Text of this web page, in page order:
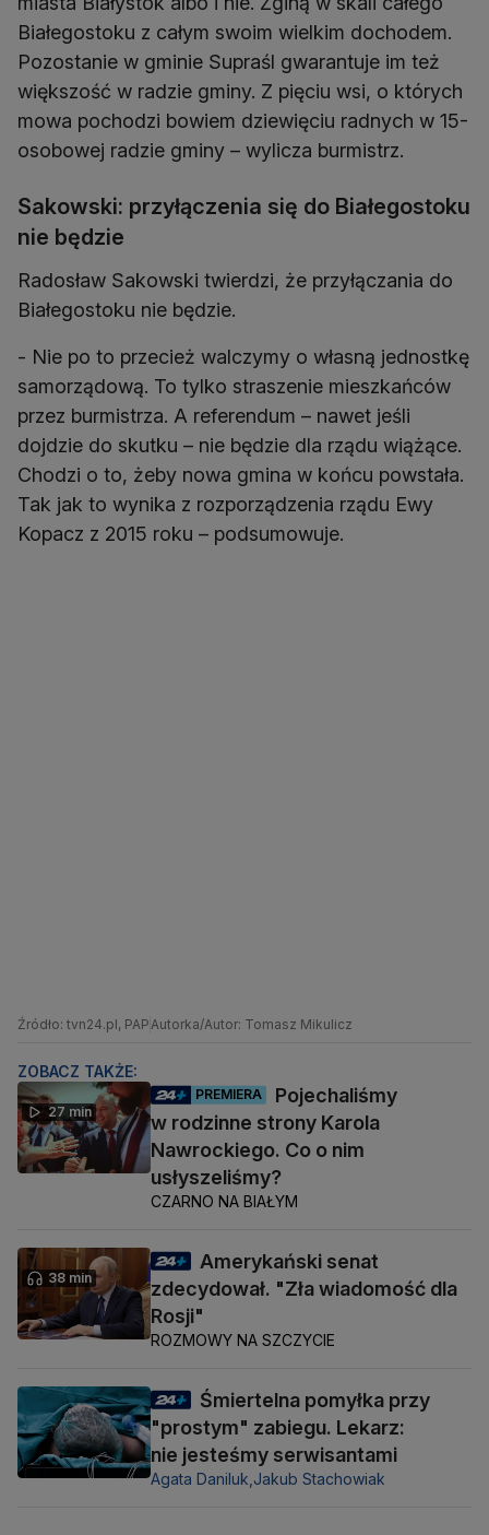
Białegostoku z całym swoim wielkim dochodem.
Pozostanie w gminie Supraśl gwarantuje im też
większość w radzie gminy. Z pięciu wsi, o których
mowa pochodzi bowiem dziewięciu radnych w 15-
osobowej radzie gminy – wylicza burmistrz.
Sakowski: przyłączenia się do Białegostoku
nie będzie
Radosław Sakowski twierdzi, że przyłączania do
Białegostoku nie będzie.
- Nie po to przecież walczymy o własną jednostkę
samorządową. To tylko straszenie mieszkańców
przez burmistrza. A referendum – nawet jeśli
dojdzie do skutku – nie będzie dla rządu wiążące.
Chodzi o to, żeby nowa gmina w końcu powstała.
Tak jak to wynika z rozporządzenia rządu Ewy
Kopacz z 2015 roku – podsumowuje.
Źródło: tvn24.pl, PAP Autorka/Autor: Tomasz Mikulicz
ZOBACZ TAKŻE:
27 min
PREMIERA
Pojechaliśmy
w rodzinne strony Karola
Nawrockiego. Co o nim
usłyszeliśmy?
CZARNO NA BIAŁYM
38 min
Amerykański senat
zdecydował. "Zła wiadomość dla
Rosji"
ROZMOWY NA SZCZYCIE
Śmiertelna pomyłka przy
"prostym" zabiegu. Lekarz:
nie jesteśmy serwisantami
Agata Daniluk, Jakub Stachowiak